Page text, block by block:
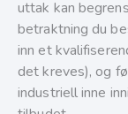
uttak kan
betraktning du
inn et
det kreves), og
industriell inne